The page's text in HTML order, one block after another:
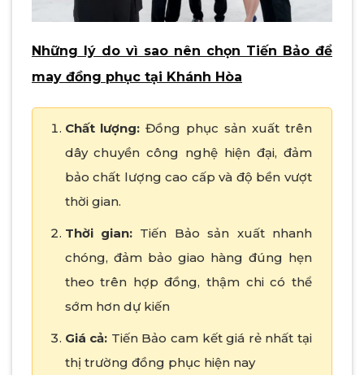
Những lý do vì sao nên chọn Tiến Bảo để
may đồng phục tại Khánh Hòa
Chất lượng: Đồng phục sản xuất trên
dây chuyền công nghệ hiện đại, đảm
bảo chất lượng cao cấp và độ bền vượt
thời gian.
Thời gian:Tiến Bảo sản xuất nhanh
chóng, đảm bảo giao hàng đúng hẹn
theo trên hợp đồng, thậm chi có thể
sớm hơn dự kiến
Giá cả: Tiến Bảo cam kết giá rẻ nhất tại
thị trường đồng phục hiện nay